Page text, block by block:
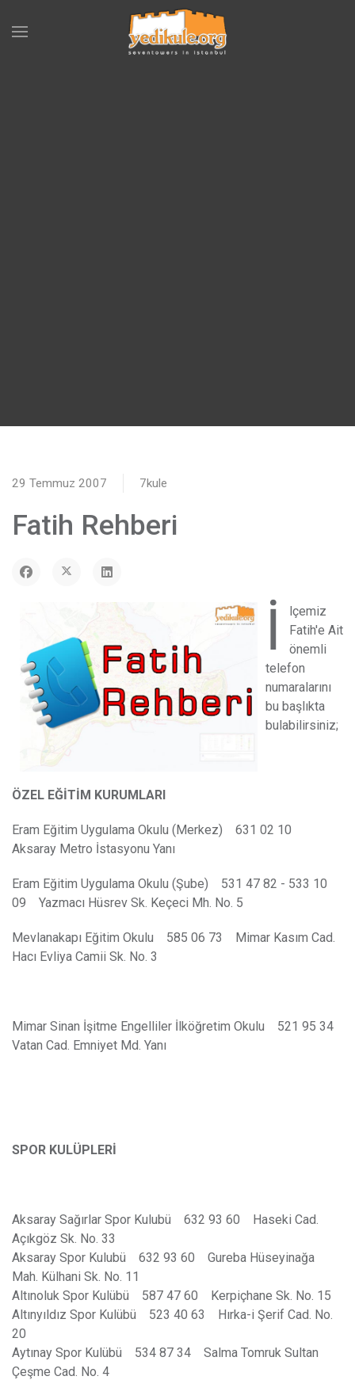
29 Temmuz 2007 7kule
Fatih Rehberi
İ
lçemiz
Fatih'e Ait
önemli
telefon
numaralarını
bu başlıkta
bulabilirsiniz;
ÖZEL EĞİTİM KURUMLARI
Eram Eğitim Uygulama Okulu (Merkez) 631 02 10
Aksaray Metro İstasyonu Yanı
Eram Eğitim Uygulama Okulu (Şube) 531 47 82 - 533 10
09 Yazmacı Hüsrev Sk. Keçeci Mh. No. 5
Mevlanakapı Eğitim Okulu 585 06 73 Mimar Kasım Cad.
Hacı Evliya Camii Sk. No. 3
Mimar Sinan İşitme Engelliler İlköğretim Okulu 521 95 34
Vatan Cad. Emniyet Md. Yanı
SPOR KULÜPLERİ
Aksaray Sağırlar Spor Kulubü 632 93 60 Haseki Cad.
Açıkgöz Sk. No. 33
Aksaray Spor Kulubü 632 93 60 Gureba Hüseyinağa
Mah. Külhani Sk. No. 11
Altınoluk Spor Kulübü 587 47 60 Kerpiçhane Sk. No. 15
Altınyıldız Spor Kulübü 523 40 63 Hırka-i Şerif Cad. No.
20
Aytınay Spor Kulübü 534 87 34 Salma Tomruk Sultan
Çeşme Cad. No. 4